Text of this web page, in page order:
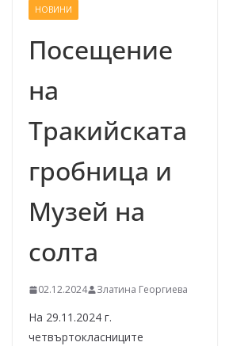
НОВИНИ
Посещение
на
Тракийската
гробница и
Музей на
солта
02.12.2024 Златина Георгиева
На 29.11.2024 г.
четвъртокласниците